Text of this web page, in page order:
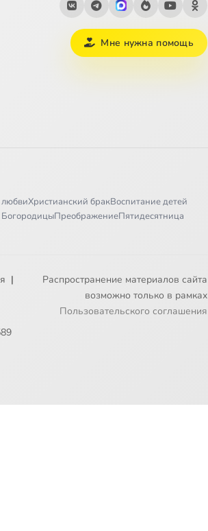
Мне нужна помощь
Христианский бракВоспитание детей
БогородицыПреображениеПятидесятница
|
Распространение материалов сайта
возможно только в рамках
Пользовательского соглашения